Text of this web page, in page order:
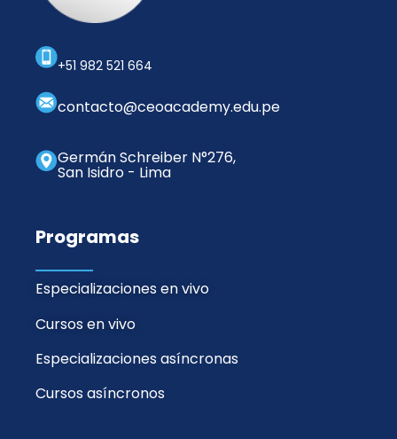
+51 982 521 664
contacto@ceoacademy.edu.pe
Germán Schreiber N°276,
San Isidro - Lima
Programas
Especializaciones en vivo
Cursos en vivo
Especializaciones asíncronas
Cursos asíncronos